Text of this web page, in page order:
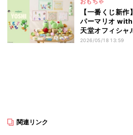
【一番くじ新
パーマリオ
天堂オフィシャ
2026/05/18 13:59
関連リンク